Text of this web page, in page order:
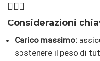
🚴‍♂️⚖️
Considerazioni
Carico massimo:
sostenere il peso di